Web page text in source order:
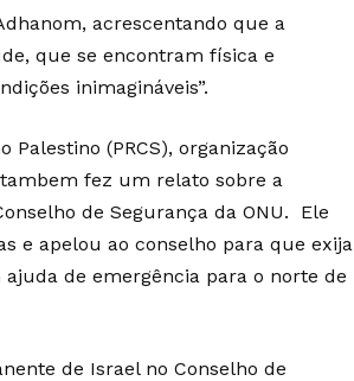
acrescentando que a
que se encontram física e
inimagináveis”.
Palestino (PRCS), organização
fez um relato sobre a
de Segurança da ONU. Ele
e apelou ao conselho para que exija
de emergência para o norte de
de Israel no Conselho de